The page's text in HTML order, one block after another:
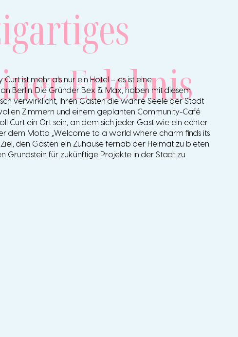
Erlebnis
Curt ist mehr als nur ein Hotel – es ist eine
Berlin. Die Gründer Bex & Max, haben mit diesem
verwirklicht, ihren Gästen die wahre Seele der Stadt
Zimmern und einem geplanten Community-Café
Curt ein Ort sein, an dem sich jeder Gast wie ein echter
dem Motto „Welcome to a world where charm finds its
Ziel, den Gästen ein Zuhause fernab der Heimat zu bieten
Grundstein für zukünftige Projekte in der Stadt zu